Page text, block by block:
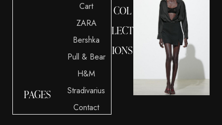
PAGES
Cart
ZARA
Bershka
Pull & Bear
H&M
Stradivarius
Contact
COL
LECT
IONS